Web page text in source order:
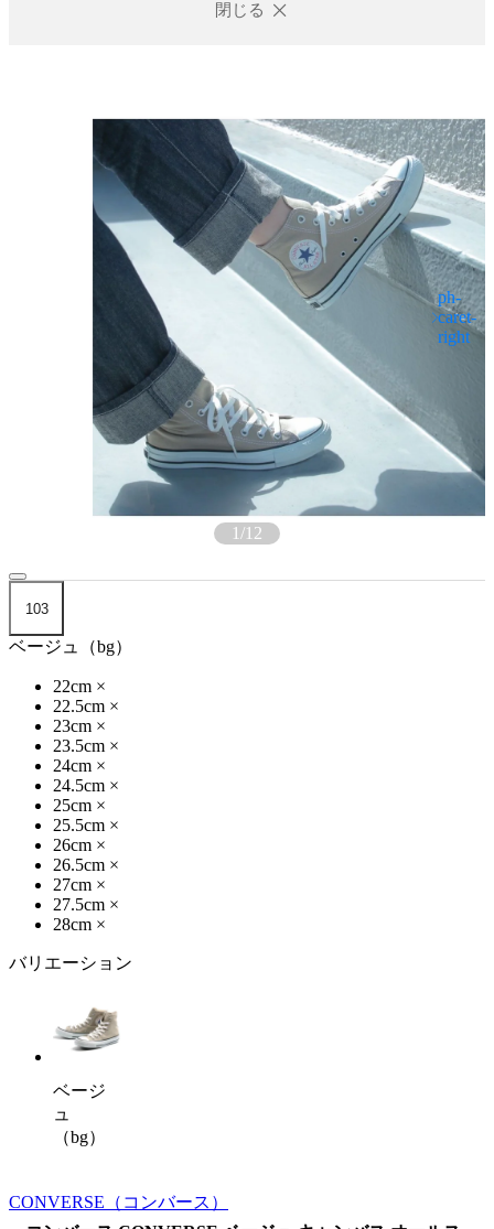
閉じる
1/12
103
ベージュ（bg）
22cm ×
22.5cm ×
23cm ×
23.5cm ×
24cm ×
24.5cm ×
25cm ×
25.5cm ×
26cm ×
26.5cm ×
27cm ×
27.5cm ×
28cm ×
バリエーション
ベージ
ュ
（bg）
CONVERSE （コンバース）